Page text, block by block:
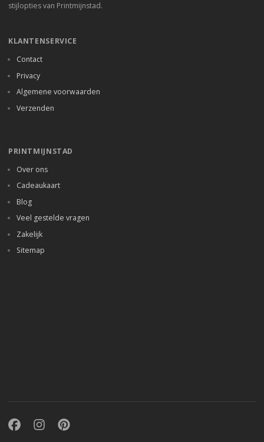
stijlopties van Printmijnstad.
KLANTENSERVICE
Contact
Privacy
Algemene voorwaarden
Verzenden
PRINTMIJNSTAD
Over ons
Cadeaukaart
Blog
Veel gestelde vragen
Zakelijk
Sitemap
FacebookInstagramPinterest